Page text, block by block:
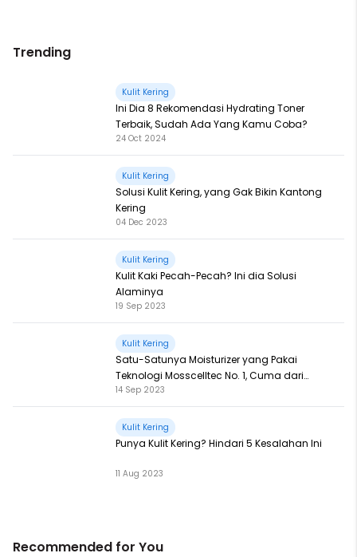
Trending
Kulit Kering
Ini Dia 8 Rekomendasi Hydrating Toner
Terbaik, Sudah Ada Yang Kamu Coba?
24 Oct 2024
Kulit Kering
Solusi Kulit Kering, yang Gak Bikin Kantong
Kering
04 Dec 2023
Kulit Kering
Kulit Kaki Pecah-Pecah? Ini dia Solusi
Alaminya
19 Sep 2023
Kulit Kering
Satu-Satunya Moisturizer yang Pakai
Teknologi Mosscelltec No. 1, Cuma dari
Azarine!
14 Sep 2023
Kulit Kering
Punya Kulit Kering? Hindari 5 Kesalahan Ini
11 Aug 2023
Recommended for You